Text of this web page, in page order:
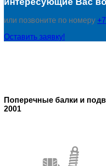
или позвоните по номеру
Оставить заявку!
Поперечные балки и
2001